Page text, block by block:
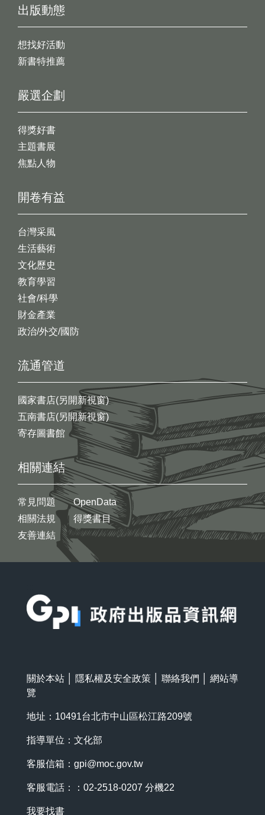
出版動態
想找好活動
新書特推薦
開卷有益
台灣采風
生活藝術
文化歷史
教育學習
社會/科學
財金產業
政治/外交/國防
嚴選企劃
得獎好書
主題書展
焦點人物
流通管道
國家書店(另開新視窗)
五南書店(另開新視窗)
寄存圖書館
相關連結
常見問題
相關法規
友善連結
OpenData
得獎書目
關於本站 隱私權及安全政策 聯絡我們
網站導
覽
地址：10491台北市中山區松江路209號
指導單位：文化部
客服信箱： gpi@moc.gov.tw
客服電話：：02-2518-0207 分機22
我要找書